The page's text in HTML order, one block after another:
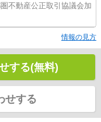
不動産公正取引協議会加
情報の見方
する(無料)
せする